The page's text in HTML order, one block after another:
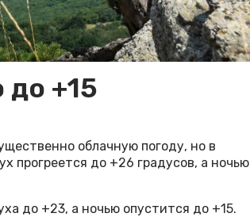
+15
облачную погоду, но в
прогреется до +26 градусов, а ночью
до +23, а ночью опустится до +15.